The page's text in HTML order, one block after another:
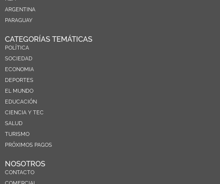
ARGENTINA
PARAGUAY
CATEGORÍAS TEMÁTICAS
POLÍTICA
SOCIEDAD
ECONOMIA
DEPORTES
EL MUNDO
EDUCACIÓN
CIENCIA Y TEC
SALUD
TURISMO
PRÓXIMOS PAGOS
NOSOTROS
CONTACTO